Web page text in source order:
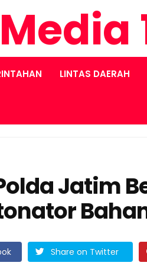
LINTAS DAERAH
Jatim
Share on Twitter